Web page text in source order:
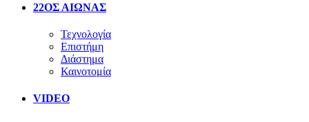
22ΟΣ ΑΙΩΝΑΣ
Τεχνολογία
Επιστήμη
Διάστημα
Καινοτομία
VIDEO